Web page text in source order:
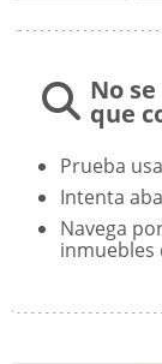
No
que
Prueba
Intenta
Navega
inmuebles